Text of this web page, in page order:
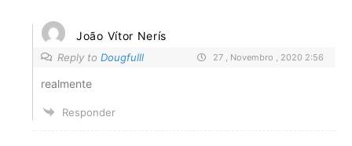
João Vítor Nerís
Reply to Dougfulll 27 , Novembro , 2020 2:56
realmente
Responder